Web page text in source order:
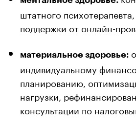
штатного
поддержки от онлайн-
материальное здоровье:
индивидуальному
планированию,
нагрузки,
консультации по